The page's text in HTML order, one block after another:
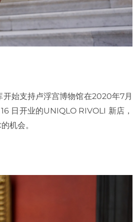
始支持卢浮宫博物馆在2020年7月
日开业的UNIQLO RIVOLI 新店，
机会。